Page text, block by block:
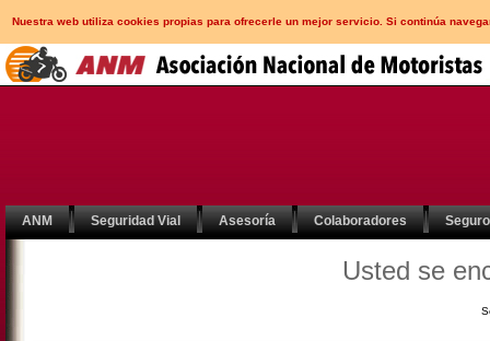
Nuestra web utiliza cookies propias para ofrecerle un mejor servicio. Si continúa
ANM Seguridad Vial Asesoría Colaboradores
Usted se